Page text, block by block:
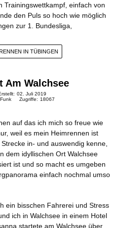
Trainingswettkampf, einfach von
den Puls so hoch wie möglich
zur 1. Bundesliga,
IN TÜBINGEN
Am Walchsee
02. Juli 2019
Zugriffe: 18067
auf das ich mich so freue wie
weil es mein Heimrennen ist
in- und auswendig kenne,
dem idyllischen Ort Walchsee
ist und so macht es umgeben
einfach nochmal umso
ein bisschen Fahrerei und Stress
ich in Walchsee in einem Hotel
startete am Walchsee über